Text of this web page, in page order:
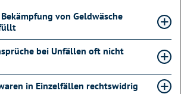
von Geldwäsche
bei Unfällen oft nicht
in Einzelfällen rechtswidrig